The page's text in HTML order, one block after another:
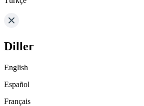
Diller
English
Español
Français